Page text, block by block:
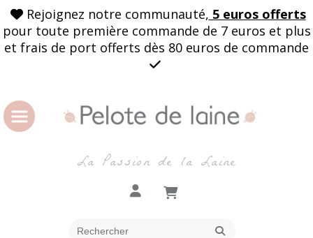
 Rejoignez notre communauté, 5 euros offerts
pour toute première commande de 7 euros et plus
et frais de port offerts dès 80 euros de commande

La Passion de la Laine